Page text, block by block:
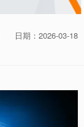
日期：2026-03-18